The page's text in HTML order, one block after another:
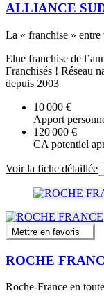
ALLIANCE
La « franchise » entre
Elue franchise de
Franchisés ! Réseau
depuis 2003
10 000 €
Apport
120 000 €
CA potentiel
Voir la fiche détaillée
Mettre en favoris
ROCHE
Roche-France en